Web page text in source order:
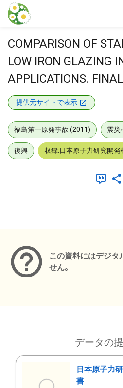
本文に飛ぶ
COMPARISON OF
LOW IRON GLAZING
APPLICATIONS.
提供元サイトで表示
福島第一原発事故 (2011) 震災
復興 収録:日本原子力研究開
この資料にはデジタ
せん。
データの
日本原子力
書